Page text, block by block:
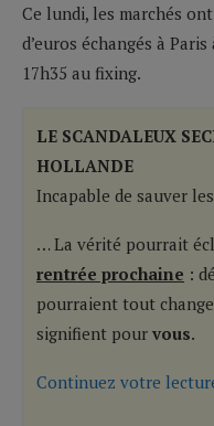
Ce lundi, les marchés
d’euros échangés à
17h35 au fixing.
LE SCANDALEUX
HOLLANDE
Incapable de sauver
… La vérité pourrait
rentrée prochaine :
pourraient tout
signifient pour vous.
Continuez votre